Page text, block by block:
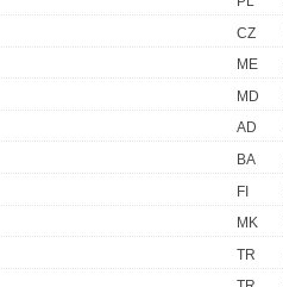
CZ
ME
MD
AD
BA
FI
MK
TR